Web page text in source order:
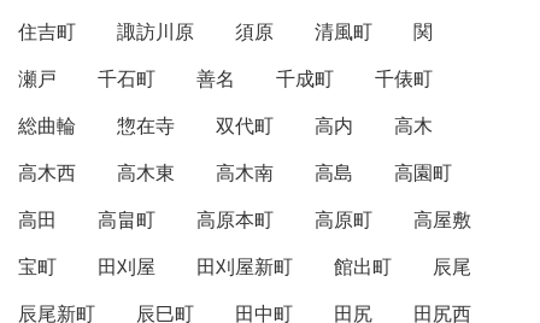
住吉町
諏訪川原 須原 清風町
関
瀬戸
千石町 善名 千成町
千俵町
総曲輪
惣在寺 双代町 高内
高木
高木西
高木東 高木南 高島
高園町
高田
高畠町 高原本町 高原町
高屋敷
宝町
田刈屋 田刈屋新町 館出町
辰尾
辰尾新町
辰巳町 田中町 田尻
田尻西